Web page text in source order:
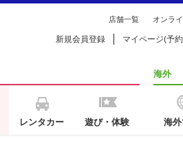
店舗一覧 オンラ
新規会員登録 マイページ(予
レンタカー 遊び・体験
海外
海